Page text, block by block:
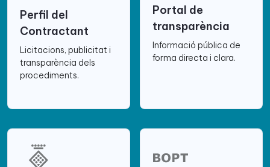
Perfil del
Contractant
Licitacions, publicitat i
transparència dels
procediments.
Portal de
transparència
Informació pública de
forma directa i clara.